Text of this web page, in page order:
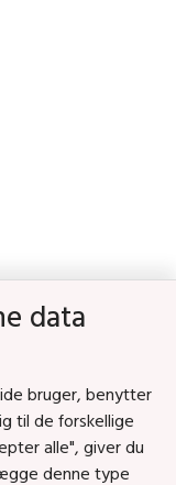
data
bruger, benytter
til de forskellige
alle", giver du
denne type